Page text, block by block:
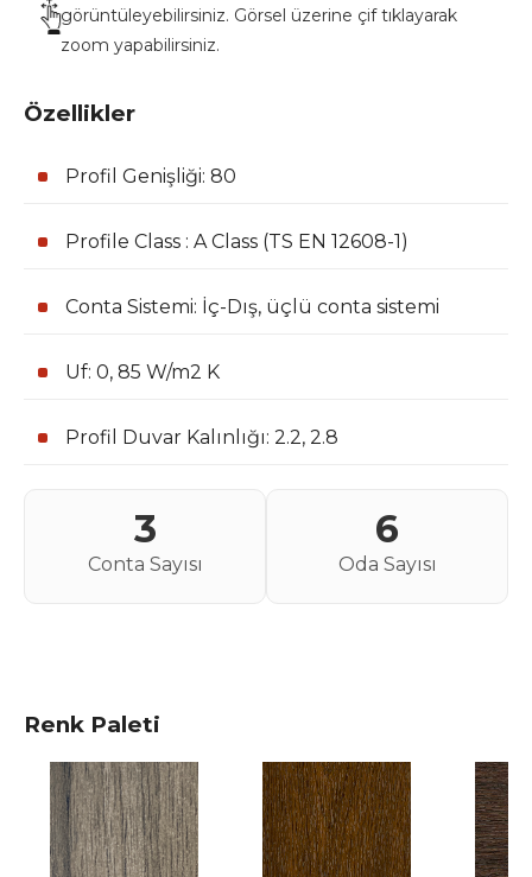
görüntüleyebilirsiniz. Görsel üzerine çif tıklayarak
zoom yapabilirsiniz.
Özellikler
Profil Genişliği: 80
Profile Class : A Class (TS EN 12608-1)
Conta Sistemi: İç-Dış, üçlü conta sistemi
Uf: 0, 85 W/m2 K
Profil Duvar Kalınlığı: 2.2, 2.8
3
Conta Sayısı
6
Oda Sayısı
Renk Paleti